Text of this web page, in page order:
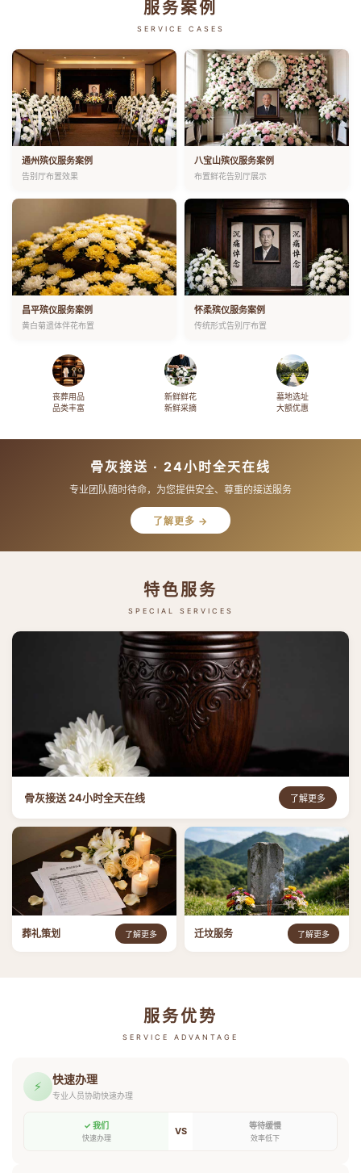
服务案例
SERVICE CASES
通州殡仪服务案例
告别厅布置效果
八宝山殡仪服务案例
布置鲜花告别厅展示
昌平殡仪服务案例
黄白菊遗体伴花布置
怀柔殡仪服务案例
传统形式告别厅布置
丧葬用品
品类丰富
新鲜鲜花
新鲜采摘
墓地选址
大额优惠
骨灰接送 · 24小时全天在线
专业团队随时待命，为您提供安全、尊重的接送服务
了解更多 →
特色服务
SPECIAL SERVICES
骨灰接送 24小时全天在线 了解更多
葬礼策划 了解更多 迁坟服务 了解更多
服务优势
SERVICE ADVANTAGE
⚡ 快速办理
专业人员协助快速办理
✓ 我们
快速办理
VS 等待缓慢
效率低下